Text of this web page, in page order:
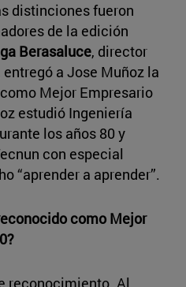
distinciones fueron
de la edición
Berasaluce, director
a Jose Muñoz la
Mejor Empresario
estudió Ingeniería
los años 80 y
con especial
“aprender a aprender”.
como Mejor